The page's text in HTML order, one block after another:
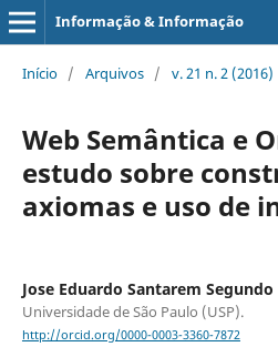
Informação & Informação
Início / Arquivos / v. 21 n. 2 (2016)
Web Semântica e
estudo sobre
axiomas e uso de
Jose Eduardo Santarem Segundo
Universidade de São Paulo (USP).
http://orcid.org/0000-0003-3360-7872